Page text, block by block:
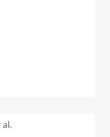
al.